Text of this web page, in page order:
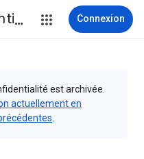
Règles de confidentialité et conditions d’utilisation Connexion
est archivée.
actuellement en